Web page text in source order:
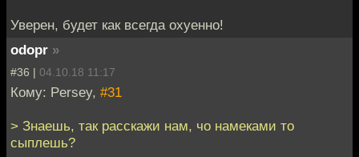
Уверен, будет как всегда охуенно!
odopr »
#36 | 04.10.18 11:17
Кому: Persey, #31
> Знаешь, так расскажи нам, чо намеками то
сыплешь?